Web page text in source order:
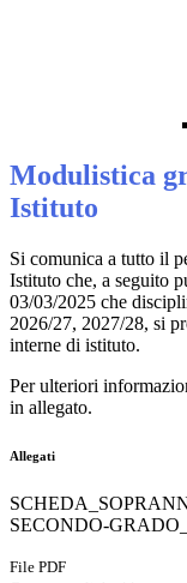
Modulistica
Istituto
Si comunica a tutto il
Istituto che, a seguito
03/03/2025 che
2026/27, 2027/28, si
interne di istituto.
Per ulteriori
in allegato.
Allegati
SECONDO-
File PDF